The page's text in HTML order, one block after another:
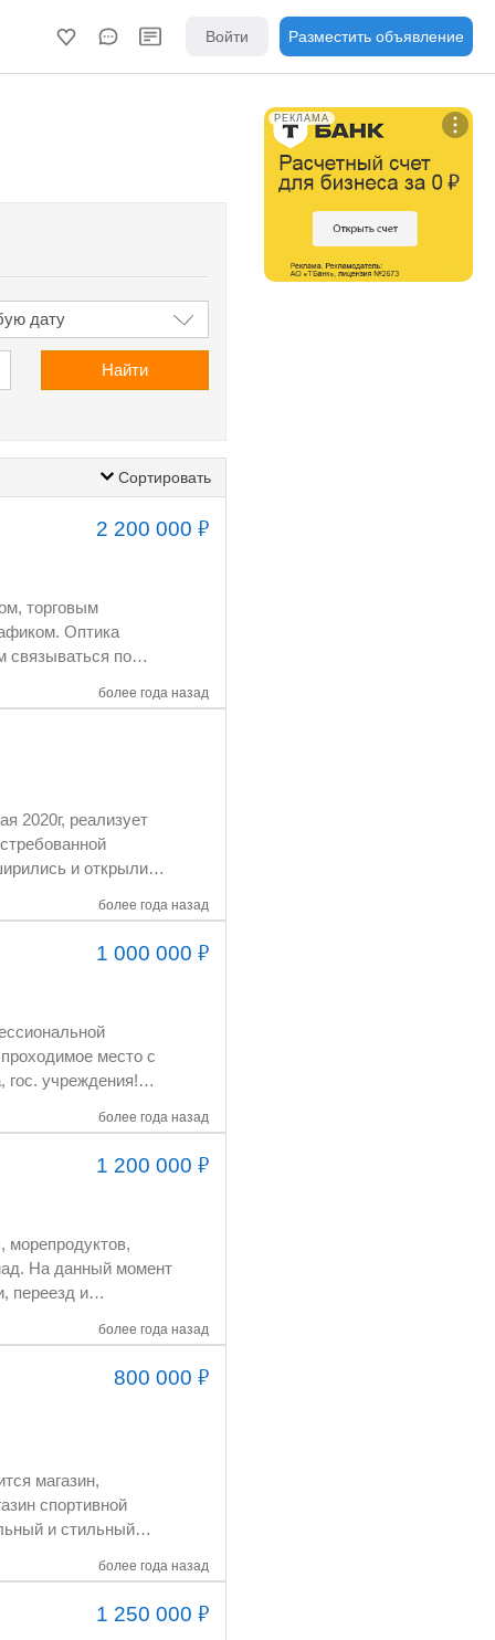
Войти Разместить объявление
Найти
Сортировать
2 200 000₽
более года назад
более года назад
1 000 000₽
более года назад
1 200 000₽
более года назад
800 000₽
более года назад
1 250 000₽
РЕКЛАМА